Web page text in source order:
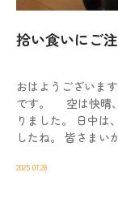
ください
9:00-
拾い食いにご
おはようございま
です。 空は快晴
りました。 日中は
したね。 皆さまい
2025.07.28